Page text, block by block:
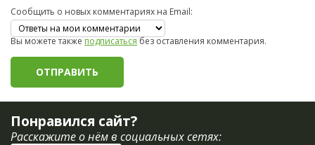
Сообщить о новых комментариях на Email:
Вы можете такжеподписатьсябез оставления комментария.
Понравился сайт?
Расскажите о нём в социальных сетях: